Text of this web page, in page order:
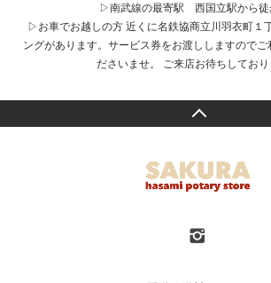
▷南武線の最寄駅 西国立駅から徒
▷お車でお越しの方 近くに名鉄協商立川羽衣町１
ングがあります。サービス券をお渡ししますのでご
ださいませ。 ご来店お待ちしており